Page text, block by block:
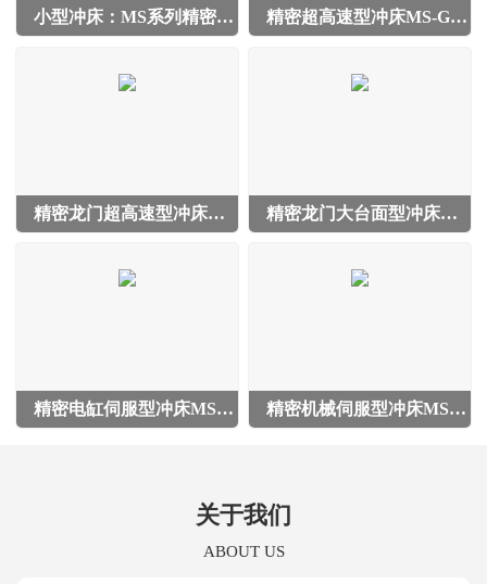
小型冲床：MS系列精密智能型冲床3吨-26吨 精密超高速型冲床MS-G系列:MS-6G/10G/18G/26G
精密龙门超高速型冲床MS-GH系列:MS-10GH/20GH 精密龙门大台面型冲床MS-LH系列:
精密电缸伺服型冲床MS-DS系列:MS-5DS/10DS/20DS 精密机械伺服型冲床MS-JS系列:MS-5JS/15JS/25JS/35JS
关于我们
ABOUT US